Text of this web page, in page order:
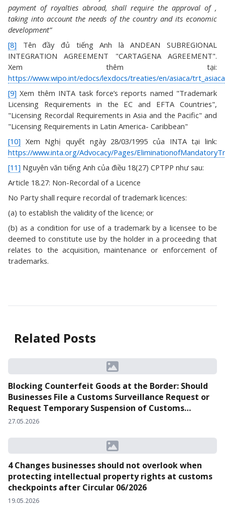
payment of royalties abroad, shall require the approval of ,
taking into account the needs of the country and its economic
development”
[8] Tên đầy đủ tiếng Anh là ANDEAN SUBREGIONAL
INTEGRATION AGREEMENT "CARTAGENA AGREEMENT".
Xem thêm tại:
https://www.wipo.int/edocs/lexdocs/treaties/en/asiaca/
[9] Xem thêm INTA task force’s reports named "Trademark
Licensing Requirements in the EC and EFTA Countries",
"Licensing Recordal Requirements in Asia and the Pacific" and
"Licensing Requirements in Latin America- Caribbean"
[10] Xem Nghị quyết ngày 28/03/1995 của INTA tại link:
https://www.inta.org/Advocacy/Pages/
[11] Nguyên văn tiếng Anh của điều 18(27) CPTPP như sau:
Article 18.27: Non-Recordal of a Licence
No Party shall require recordal of trademark licences:
(a) to establish the validity of the licence; or
(b) as a condition for use of a trademark by a licensee to be
deemed to constitute use by the holder in a proceeding that
relates to the acquisition, maintenance or enforcement of
trademarks.
Related Posts
Blocking Counterfeit Goods at the Border: Should
Businesses File a Customs Surveillance Request or
Request Temporary Suspension of Customs
Clearance?
27.05.2026
4 Changes businesses should not overlook when
protecting intellectual property rights at customs
checkpoints after Circular 06/2026
19.05.2026